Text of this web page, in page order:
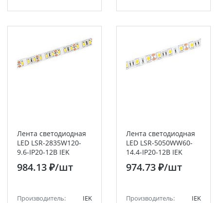
Лента светодиодная
LED LSR-2835W120-
9.6-IP20-12В IEK
984.13 ₽/шт
Производитель:
IEK
Лента светодиодная
LED LSR-5050WW60-
14.4-IP20-12В IEK
974.73 ₽/шт
Производитель:
IEK